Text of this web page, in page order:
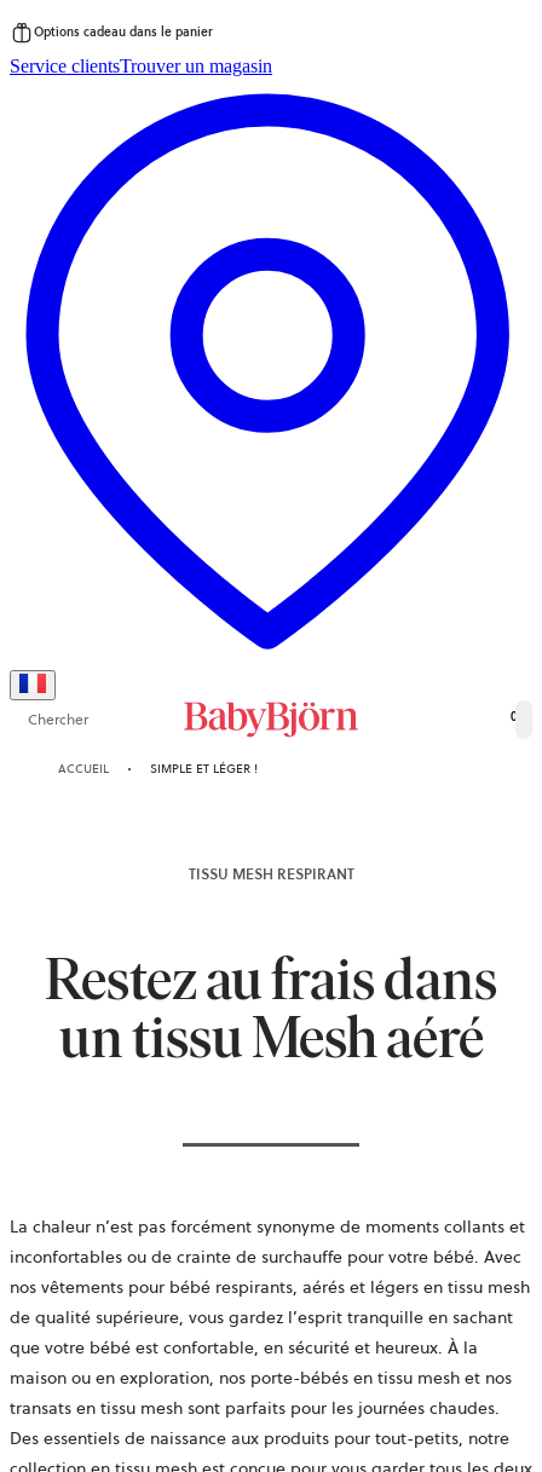
au
Options cadeau dans le panier
Service clientsTrouver un magasin
Chercher 0
ACCUEIL SIMPLE ET LÉGER !
TISSU MESH RESPIRANT
Restez au frais dans
un tissu Mesh aéré
La chaleur n’est pas forcément synonyme de moments collants et
inconfortables ou de crainte de surchauffe pour votre bébé. Avec
nos vêtements pour bébé respirants, aérés et légers en tissu mesh
de qualité supérieure, vous gardez l’esprit tranquille en sachant
que votre bébé est confortable, en sécurité et heureux. À la
maison ou en exploration, nos porte-bébés en tissu mesh et nos
transats en tissu mesh sont parfaits pour les journées chaudes.
Des essentiels de naissance aux produits pour tout-petits, notre